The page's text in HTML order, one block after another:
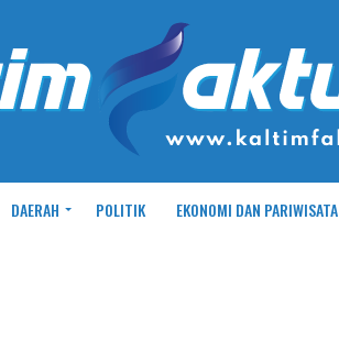
DAERAH POLITIK EKONOMI DAN PARIWISATA